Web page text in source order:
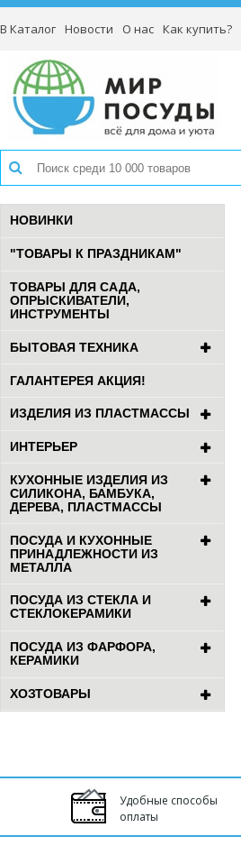
В Каталог Новости О нас Как купить?
НОВИНКИ
"ТОВАРЫ К ПРАЗДНИКАМ"
ТОВАРЫ ДЛЯ САДА,
ОПРЫСКИВАТЕЛИ,
ИНСТРУМЕНТЫ
БЫТОВАЯ ТЕХНИКА
ГАЛАНТЕРЕЯ АКЦИЯ!
ИЗДЕЛИЯ ИЗ ПЛАСТМАССЫ
ИНТЕРЬЕР
КУХОННЫЕ ИЗДЕЛИЯ ИЗ
СИЛИКОНА, БАМБУКА,
ДЕРЕВА, ПЛАСТМАССЫ
ПОСУДА И КУХОННЫЕ
ПРИНАДЛЕЖНОСТИ ИЗ
МЕТАЛЛА
ПОСУДА ИЗ СТЕКЛА И
СТЕКЛОКЕРАМИКИ
ПОСУДА ИЗ ФАРФОРА,
КЕРАМИКИ
ХОЗТОВАРЫ
Удобные способы
оплаты